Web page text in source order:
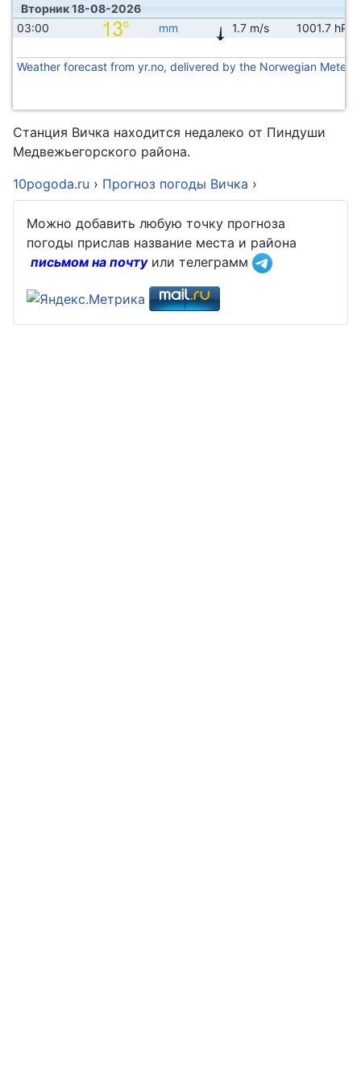
Вторник 18-08-2026
03:00
mm 1.7 m/s 1001.7 hPa
Weather forecast from yr.no, delivered by the Norwegian
Станция Вичка находится недалеко от Пиндуши
Медвежьегорского района.
10pogoda.ru › Прогноз погоды Вичка ›
Можно добавить любую точку прогноза
погоды прислав название места и района
письмом на почтуили телеграмм